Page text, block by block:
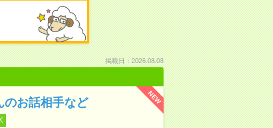
掲載日：2026.08.08
NEW
のお話相手など